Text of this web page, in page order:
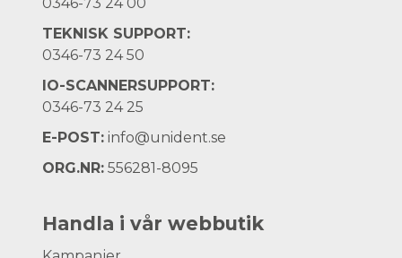
TEKNISK SUPPORT:
0346-73 24 50
IO-SCANNERSUPPORT:
0346-73 24 25
E-POST: info@unident.se
ORG.NR: 556281-8095
Handla i vår webbutik